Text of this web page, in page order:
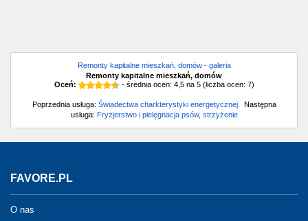
Remonty kapitalne mieszkań, domów - galeria
Remonty kapitalne mieszkań, domów
Oceń:
- średnia ocen: 4,5na 5(liczba ocen: 7)
Poprzednia usługa: Świadectwa charkterystyki energetycznejNastępna
usługa: Fryzjerstwo i pielęgnacja psów, strzyżenie
FAVORE.PL
O nas